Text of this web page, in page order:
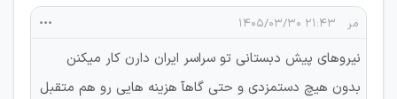
مر ۲۱:۴۳ ۱۴۰۵/۰۳/۳۰
نیروهای پیش دبستانی تو سراسر ایران دارن کار میکنن
بدون هیچ دستمزدی و حتی گاهآ هزینه هایی رو هم متقبل